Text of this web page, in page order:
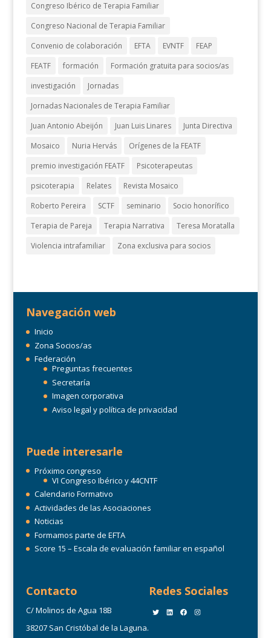
Congreso Ibérico de Terapia Familiar
Congreso Nacional de Terapia Familiar
Convenio de colaboración
EFTA EVNTF
FEAP
FEATF
formación
Formación gratuita para socios/as
investigación
Jornadas
Jornadas Nacionales de Terapia Familiar
Juan Antonio Abeijón
Juan Luis Linares
Junta Directiva
Mosaico
Nuria Hervás
Orígenes de la FEATF
premio investigación FEATF
Psicoterapeutas
psicoterapia
Relates
Revista Mosaico
Roberto Pereira
SCTF seminario
Socio honorífico
Terapia de Pareja
Terapia Narrativa
Teresa Moratalla
Violencia intrafamiliar
Zona exclusiva para socios
Navegación web
Inicio
Zona Socios/as
Federación
Preguntas frecuentes
Secretaría
Imagen corporativa
Aviso legal y política de privacidad
Puede interesarle
Próximo congreso
VI Congreso Ibérico y 44CNTF
Calendario Formativo
Actividades de las Asociaciones
Noticias
Formamos parte de EFTA
Score 15 – Escala de evaluación familiar en español
Contacto
C/ Molinos de Agua 18B
38207 San Cristóbal de la Laguna.
Redes Sociales
TwitterLinkedInFacebookInstagram